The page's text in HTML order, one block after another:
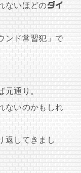
ないほどのダイ
ンド常習犯」で
通り。
ないのかもしれ
返してきまし